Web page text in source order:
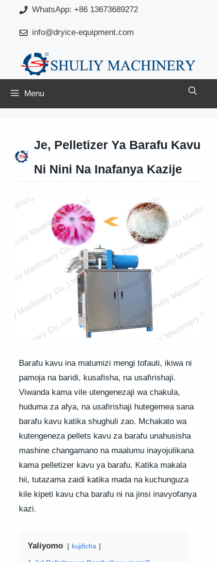
content
WhatsApp: +86 13673689272
info@dryice-equipment.com
Menu
Je, Pelletizer Ya Barafu Kavu
Ni Nini Na Inafanya Kazije
Barafu kavu ina matumizi mengi tofauti, ikiwa ni
pamoja na baridi, kusafisha, na usafirishaji.
Viwanda kama vile utengenezaji wa chakula,
huduma za afya, na usafirishaji hutegemea sana
barafu kavu katika shughuli zao. Mchakato wa
kutengeneza pellets kavu za barafu unahusisha
mashine changamano na maalumu inayojulikana
kama pelletizer kavu ya barafu. Katika makala
hii, tutazama zaidi katika mada na kuchunguza
kile kipeti kavu cha barafu ni na jinsi inavyofanya
kazi.
Yaliyomo kujificha